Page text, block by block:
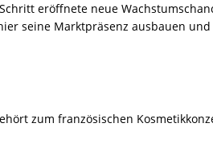
eröffnete neue
seine Marktpräsenz ausbauen
zum französischen